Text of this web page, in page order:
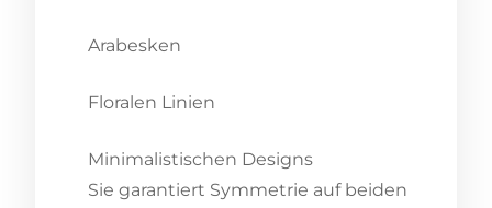
Arabesken
Floralen Linien
Minimalistischen Designs
Sie garantiert Symmetrie auf beiden